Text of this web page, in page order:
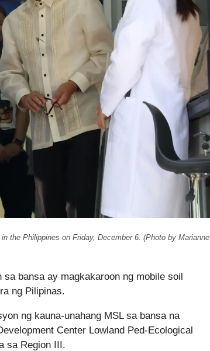
the Philippines on Friday, December 6. (Photo by Marianne
bansa ay magkakaroon ng mobile soil
ng Pilipinas.
ng kauna-unahang MSL sa bansa na
Center Lowland Ped-Ecological
sa Region III.